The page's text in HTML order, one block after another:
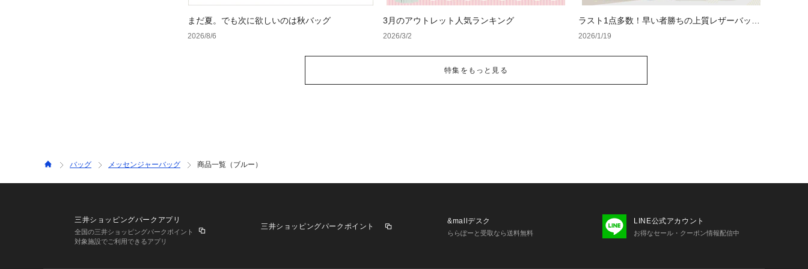
まだ夏。でも次に欲しいのは秋バッグ
2026/8/6
3月のアウトレット人気ランキング
2026/3/2
ラスト1点多数！早い者勝ちの上質レザーバッグ
&ブランドバッグ
2026/1/19
特集をもっと見る
バッグ メッセンジャーバッグ 商品一覧（ブルー）
三井ショッピングパークアプリ
全国の三井ショッピングパークポイント
対象施設でご利用できるアプリ
三井ショッピングパークポイント
&mallデスク
ららぽーと受取なら送料無料
LINE公式アカウント
お得なセール・クーポン情報配信中